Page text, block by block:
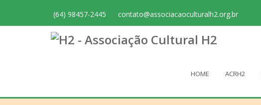
(64) 98457-2445 contato@associacaoculturalh2.org.br
HOME ACRH2